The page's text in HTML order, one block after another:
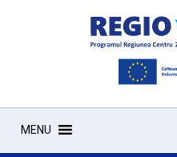
MENU